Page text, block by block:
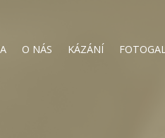
O NÁS KÁZÁNÍ